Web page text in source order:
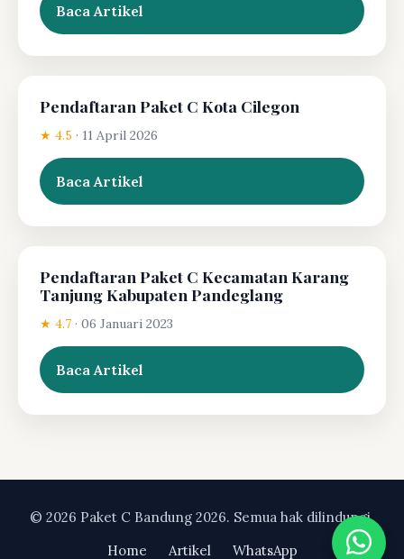
Baca Artikel
Pendaftaran Paket C Kota Cilegon
★ 4.5 · 11 April 2026
Baca Artikel
Pendaftaran Paket C Kecamatan Karang
Tanjung Kabupaten Pandeglang
★ 4.7 · 06 Januari 2023
Baca Artikel
© 2026 Paket C Bandung 2026. Semua hak dilindungi.
Home
Artikel WhatsApp